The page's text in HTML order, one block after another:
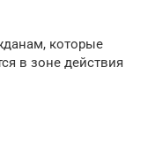
которые
в зоне действия